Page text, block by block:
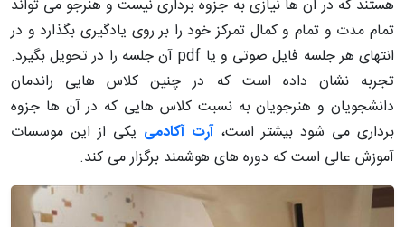
هستند که در آن ها نیازی به جزوه برداری نیست و هنرجو می تواند
تمام مدت و تمام و کمال تمرکز خود را بر روی یادگیری بگذارد و در
انتهای هر جلسه فایل صوتی و یا pdf آن جلسه را در تحویل بگیرد.
تجربه نشان داده است که در چنین کلاس هایی راندمان
دانشجویان و هنرجویان به نسبت کلاس هایی که در آن ها جزوه
برداری می شود بیشتر است،آرت آکادمی یکی از این موسسات
آموزش عالی است که دوره های هوشمند برگزار می کند.